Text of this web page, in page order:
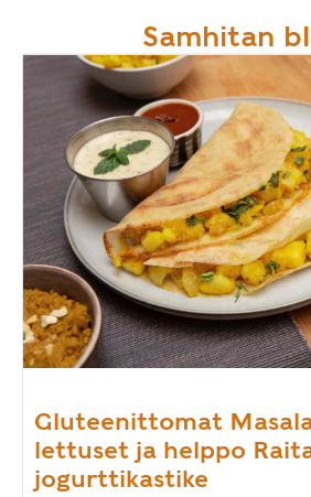
Samhitan
Gluteenittomat
lettuset ja helppo
jogurttikastike